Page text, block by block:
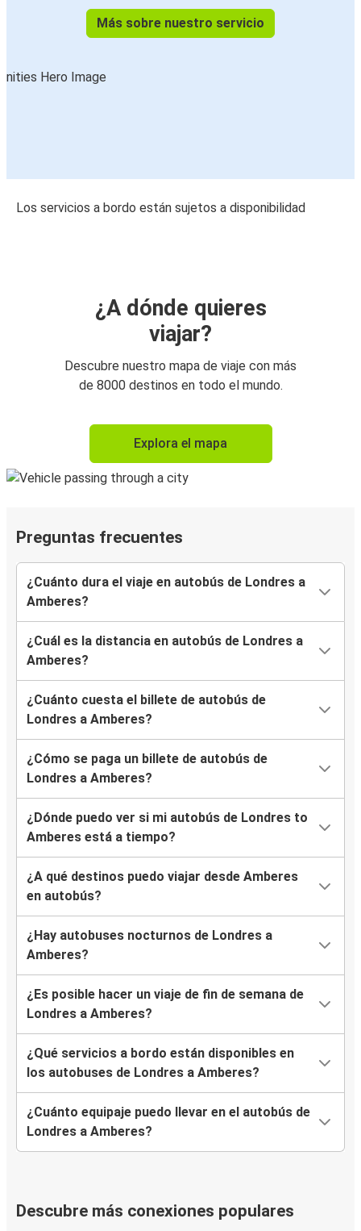
Más sobre nuestro servicio
Los servicios a bordo están sujetos a disponibilidad
¿A dónde quieres
viajar?
Descubre nuestro mapa de viaje con más
de 8000 destinos en todo el mundo.
Explora el mapa
Preguntas frecuentes
¿Cuánto dura el viaje en autobús de Londres a
Amberes?
¿Cuál es la distancia en autobús de Londres a
Amberes?
¿Cuánto cuesta el billete de autobús de
Londres a Amberes?
¿Cómo se paga un billete de autobús de
Londres a Amberes?
¿Dónde puedo ver si mi autobús de Londres to
Amberes está a tiempo?
¿A qué destinos puedo viajar desde Amberes
en autobús?
¿Hay autobuses nocturnos de Londres a
Amberes?
¿Es posible hacer un viaje de fin de semana de
Londres a Amberes?
¿Qué servicios a bordo están disponibles en
los autobuses de Londres a Amberes?
¿Cuánto equipaje puedo llevar en el autobús de
Londres a Amberes?
Descubre más conexiones populares